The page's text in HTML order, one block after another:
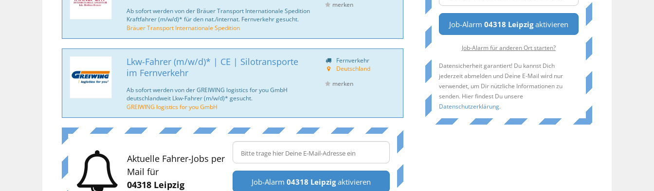
Ab sofort werden von der Bräuer Transport Internationale Spedition
Kraftfahrer (m/w/d)* für den nat./internat. Fernverkehr gesucht.
Bräuer Transport Internationale Spedition
merken
Lkw-Fahrer (m/w/d)* | CE | Silotransporte
im Fernverkehr
Ab sofort werden von der GREIWING logistics for you GmbH
deutschlandweit Lkw-Fahrer (m/w/d)* gesucht.
GREIWING logistics for you GmbH
Fernverkehr
Deutschland
merken
Aktuelle Fahrer-Jobs per
Mail für
04318 Leipzig
Job-Alarm 04318 Leipzigaktivieren
Job-Alarm 04318 Leipzigaktivieren
Job-Alarm für anderen Ort starten?
Datensicherheit garantiert! Du kannst Dich
jederzeit abmelden und Deine E-Mail wird nur
verwendet, um Dir nützliche Informationen zu
senden. Hier findest Du unsere
Datenschutzerklärung.